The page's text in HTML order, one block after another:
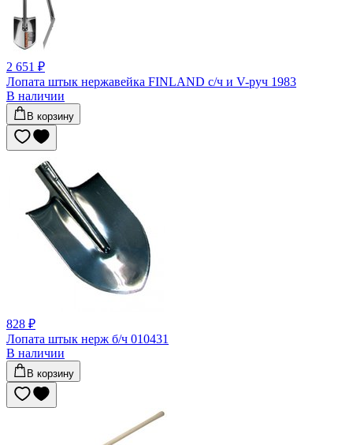
2 651 ₽
Лопата штык нержавейка FINLAND с/ч и V-руч 1983
В наличии
В корзину
828 ₽
Лопата штык нерж б/ч 010431
В наличии
В корзину